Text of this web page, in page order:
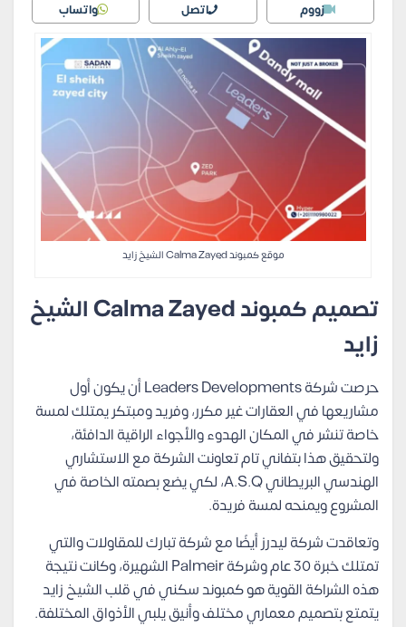
زووم اتصل واتساب
موقع كمبوند Calma Zayed الشيخ زايد
تصميم كمبوند Calma Zayed الشيخ
زايد
حرصت شركة Leaders Developments أن يكون أول
مشاريعها في العقارات غير مكرر، وفريد ومبتكر يمتلك لمسة
خاصة تنشر في المكان الهدوء والأجواء الراقية الدافئة،
ولتحقيق هذا بتفاني تام تعاونت الشركة مع الاستشاري
الهندسي البريطاني A.S.Q، لكي يضع بصمته الخاصة في
المشروع ويمنحه لمسة فريدة.
وتعاقدت شركة ليدرز أيضًا مع شركة تبارك للمقاولات والتي
تمتلك خبرة 30 عام وشركة Palmeir الشهيرة، وكانت نتيجة
هذه الشراكة القوية هو كمبوند سكني في قلب الشيخ زايد
يتمتع بتصميم معماري مختلف وأنيق يلبي الأذواق المختلفة.